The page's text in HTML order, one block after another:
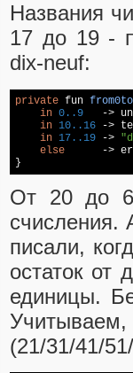
Названия
17 до 19 -
dix-neuf:
private fun
in 0. .9
->
in 10. .16 ->
in 17. .19 ->
else
->
}
От 20 до
счисления.
писали,
остаток от
единицы.
(21/31/41/